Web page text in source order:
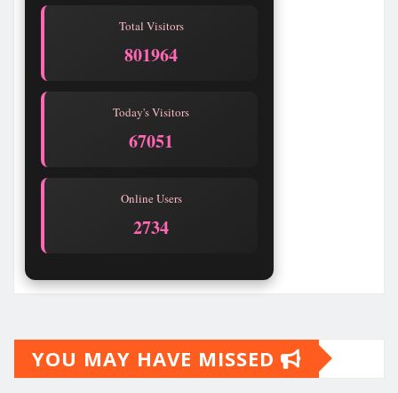
Total Visitors
801968
Today's Visitors
67055
Online Users
2734
YOU MAY HAVE MISSED